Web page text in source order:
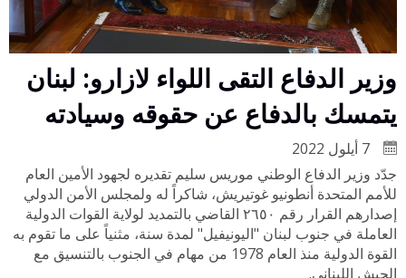
وزير الدفاع التقى اللواء لازارو: لبنان
يتمسك بالدفاع عن حقوقه وسيادته
جدّد وزير الدفاع الوطني موريس سليم تقديره لجهود الأمين العام
للأمم المتحدة أنطونيو غوتيريش، شاكراً له ولمجلس الأمن الدولي
إصدارهم القرار رقم ٢٦٥٠ القاضي بالتمديد لولاية القوات الدولية
العاملة في جنوب لبنان "اليونيفيل" لمدة سنة، مثنياً على ما تقوم به
القوة الدولية منذ العام 1978 من مهام في الجنوب بالتنسيق مع
الجيش اللبناني.